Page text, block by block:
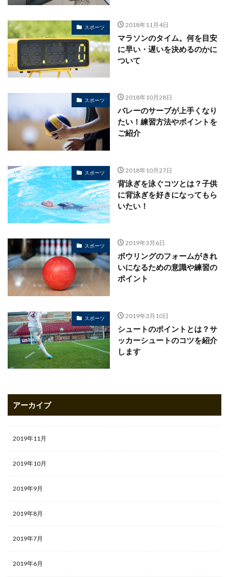
スポーツ 2018年11月4日
マラソンのタイム。何を目安
に早い・遅いを決めるのかに
ついて
スポーツ 2018年10月28日
バレーのサーブが上手くなり
たい！練習方法やポイントを
ご紹介
スポーツ 2018年10月27日
背泳ぎを泳ぐコツとは？子供
に背泳ぎを好きになってもら
いたい！
スポーツ 2019年3月6日
ボウリングのフォームがきれ
いになるための意識や練習の
ポイント
スポーツ 2019年3月10日
シュートのポイントとは？サ
ッカーシュートのコツを紹介
します
アーカイブ
2019年11月
2019年10月
2019年9月
2019年8月
2019年7月
2019年6月